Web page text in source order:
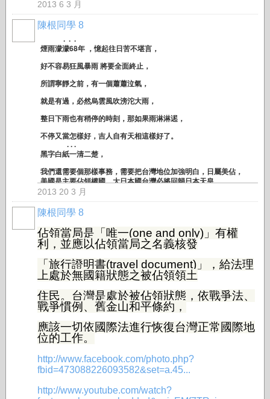
2013 6 3 月
陳根同學 8
. . .
煙雨濛濛68年 ，憶起往日苦不堪言，
好不容易狂風暴雨 將要全面終止，
所謂寧靜之前，有一個蕭蕭泣氣，
就是有過，必然烏雲風吹滂沱大雨，
整日下雨也有稍停的時刻，那如果雨淋淋迡，
不停又當怎樣好，吉人自有天相這樣好了。
. . .
黑字白紙一清二楚，
我們還需要個那樣事務，需要把台灣地位加強明白，日屬美佔，
美國是主要佔領權國，大日本國台灣必將回歸日本天皇
而日本天皇所屬台灣總督行使高權，
有一個完整程序，
這是 回歸歷史的原點而已。
. . .
人在福中不知福，社會地位那麼的崇高，獲知台灣政府的辛苦成
長，
錦上添花沒有明顯的表現，
還跟著無知人群向臨時代理的單位叫罵，
身分地位實需考證其實。
美國軍事政府直接佔領，
. . .
台灣(民)政府法理學院，第48屆起受訓人數，應該說是人潮，洶湧
而來，
今天基於美國的嚴格管控，
2013 20 3 月
陳根同學 8
佔領當局是「唯一(one and only)」有權
利，並應以佔領當局之名義核發
「旅行證明書(travel document)」，給法理
上處於無國籍狀態之被佔領領土
住民。台灣是處於被佔領狀態，依戰爭法、
戰爭慣例、舊金山和平條約，
應該一切依國際法進行恢復台灣正常國際地
位的工作。
http://www.facebook.com/photo.php?
fbid=473088226093582&set=a.45...
http://www.youtube.com/watch?